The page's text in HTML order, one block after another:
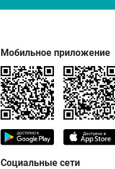
Мобильное приложение
Социальные сети